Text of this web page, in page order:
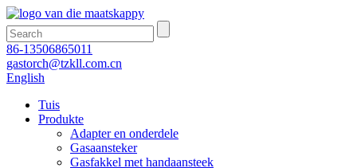
86-13506865011
gastorch@tzkll.com.cn
English
Tuis
Produkte
Adapter en onderdele
Gasaansteker
Gasfakkel met handaansteek